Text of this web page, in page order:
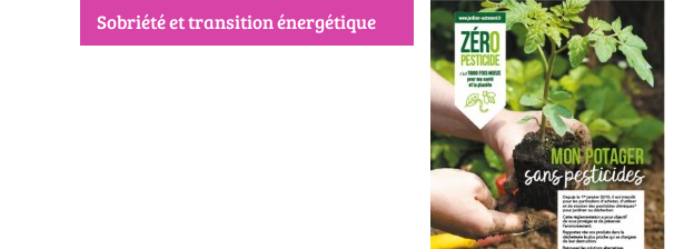
Sobriété et transition énergétique